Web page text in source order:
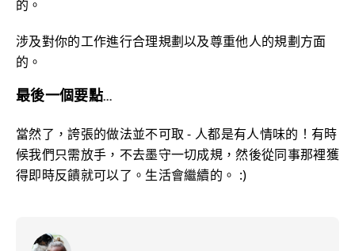
的。
涉及對你的工作進行合理規劃以及尊重他人的規劃方面
的。
最後一個要點…
當然了，誇張的做法並不可取 - 人都是有人情味的！有時
候我們只需放手，不去墨守一切成規，然後從同事那裡獲
得即時反饋就可以了。生活會繼續的。 :)